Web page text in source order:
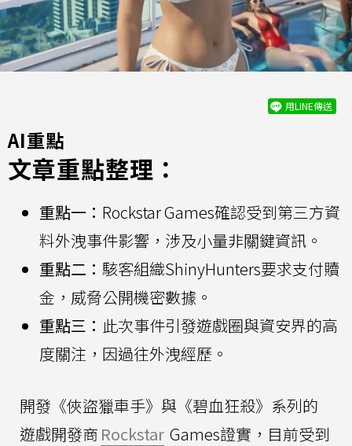
用LINE傳送
AI重點
文章重點整理：
重點一： Rockstar Games確認受到第三方資
料外洩事件影響，涉及小量非關鍵資訊。
重點二： 駭客組織ShinyHunters要求支付贖
金，威脅公開機密數據。
重點三： 此次事件引發遊戲圈與資安界的高
度關注，因過往外洩經歷。
開發《俠盜獵車手》與《碧血狂殺》系列的
遊戲開發商 Rockstar Games證實，目前受到